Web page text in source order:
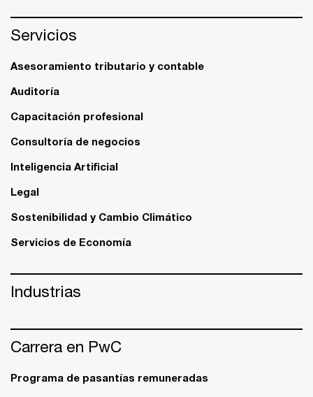
Servicios
Asesoramiento tributario y contable
Auditoría
Capacitación profesional
Consultoría de negocios
Inteligencia Artificial
Legal
Sostenibilidad y Cambio Climático
Servicios de Economía
Industrias
Carrera en PwC
Programa de pasantías remuneradas